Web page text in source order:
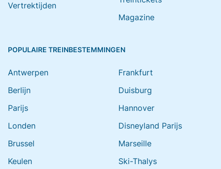
Vertrektijden
Magazine
POPULAIRE TREINBESTEMMINGEN
Antwerpen
Berlijn
Parijs
Londen
Brussel
Keulen
Frankfurt
Duisburg
Hannover
Disneyland Parijs
Marseille
Ski-Thalys